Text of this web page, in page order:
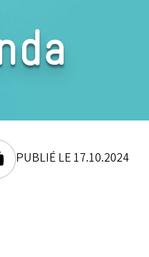
copié
PUBLIÉ LE 17.10.2024